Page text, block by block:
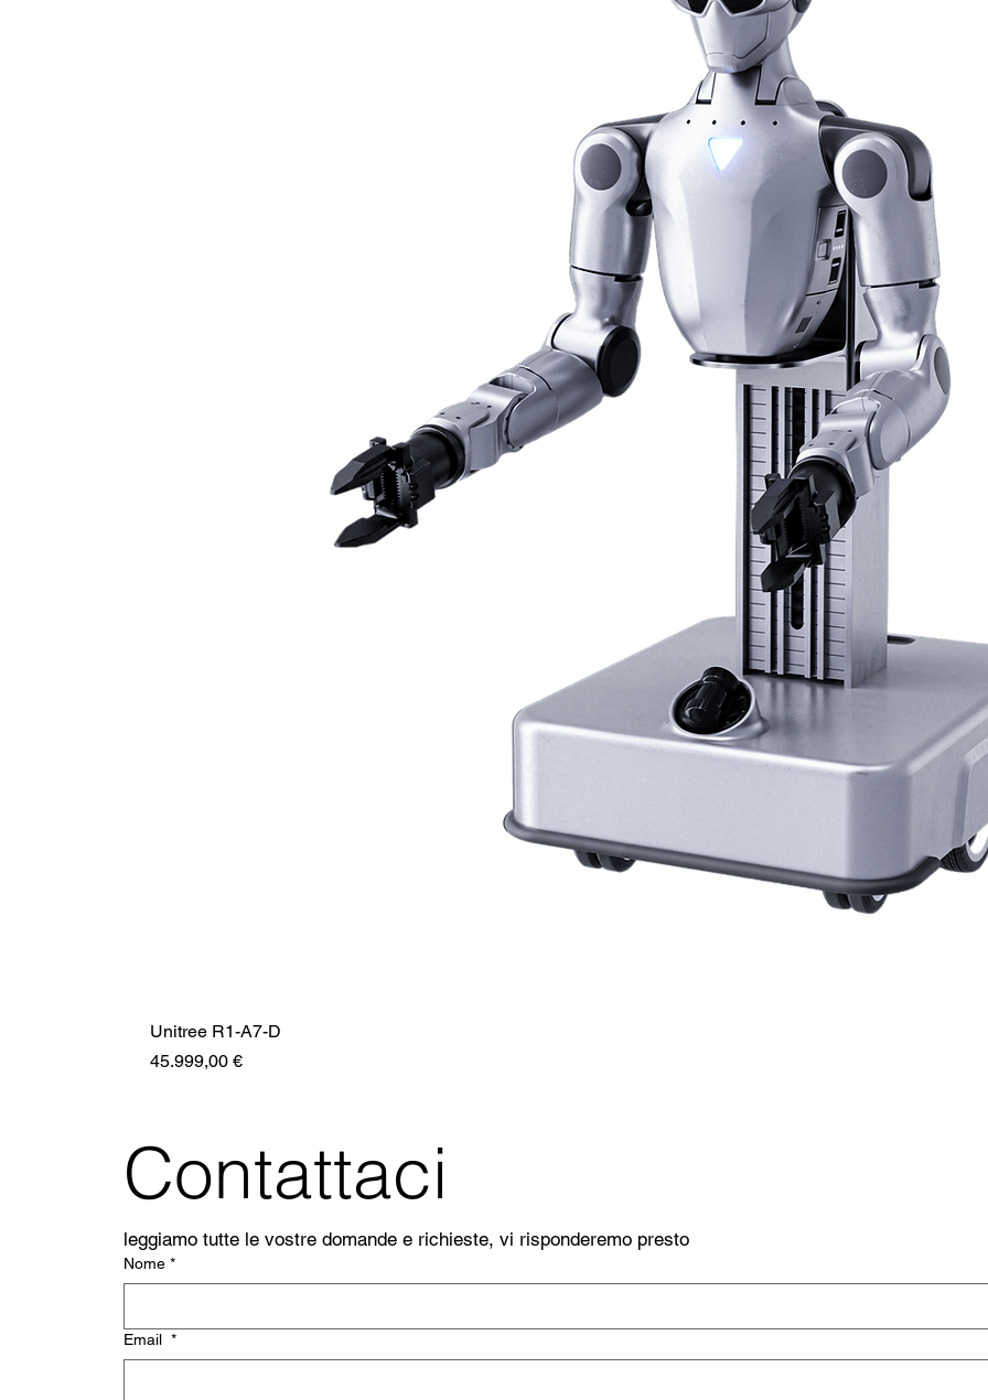
Unitree R1-A7-D
Prezzo
45.999,00 €
Contattaci
leggiamo tutte le vostre domande e richieste, vi risponderemo presto
Nome *
Email *